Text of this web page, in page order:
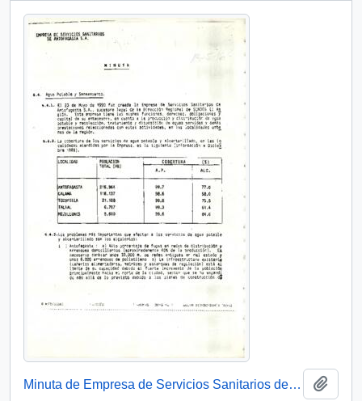
Minuta de Empresa de Servicios Sanitarios de Antofagasta S.A.